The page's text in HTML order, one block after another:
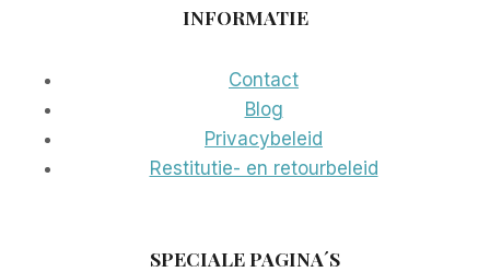
INFORMATIE
Contact
Blog
Privacybeleid
Restitutie- en retourbeleid
SPECIALE PAGINA´S